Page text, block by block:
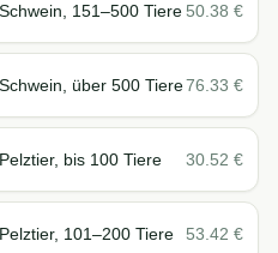
151–500 Tiere 50.38 €
über 500 Tiere76.33 €
bis 100 Tiere 30.52 €
101–200 Tiere 53.42 €